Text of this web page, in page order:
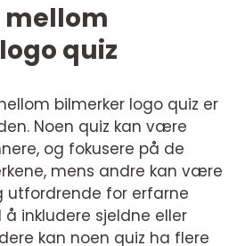
mellom
quiz
bilmerker logo quiz er
Noen quiz kan være
og fokusere på de
mens andre kan være
utfordrende for erfarne
inkludere sjeldne eller
kan noen quiz ha flere